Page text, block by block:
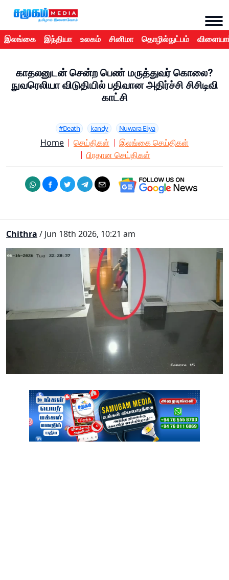
இலங்கை இந்தியா உலகம் சினிமா தொழில்நுட்பம்
காதலனுடன் சென்ற பெண் மருத்துவர் கொலை?
நுவரெலியா விடுதியில் பதிவான அதிர்ச்சி சிசிடிவி
காட்சி
#Death kandy Nuwara Eliya
Home செய்திகள்
இலங்கை செய்திகள்
பிரதான செய்திகள்
Chithra / Jun 18th 2026, 10:21 am